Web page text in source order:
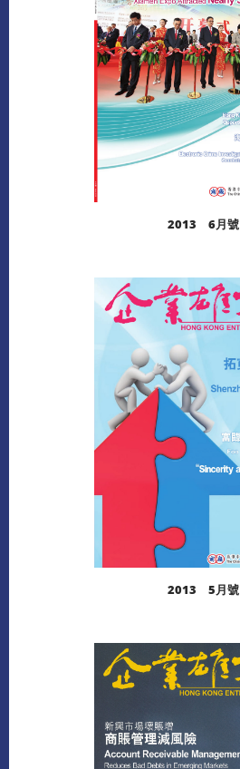
閱讀更多
2013 6月號
2013 5月號